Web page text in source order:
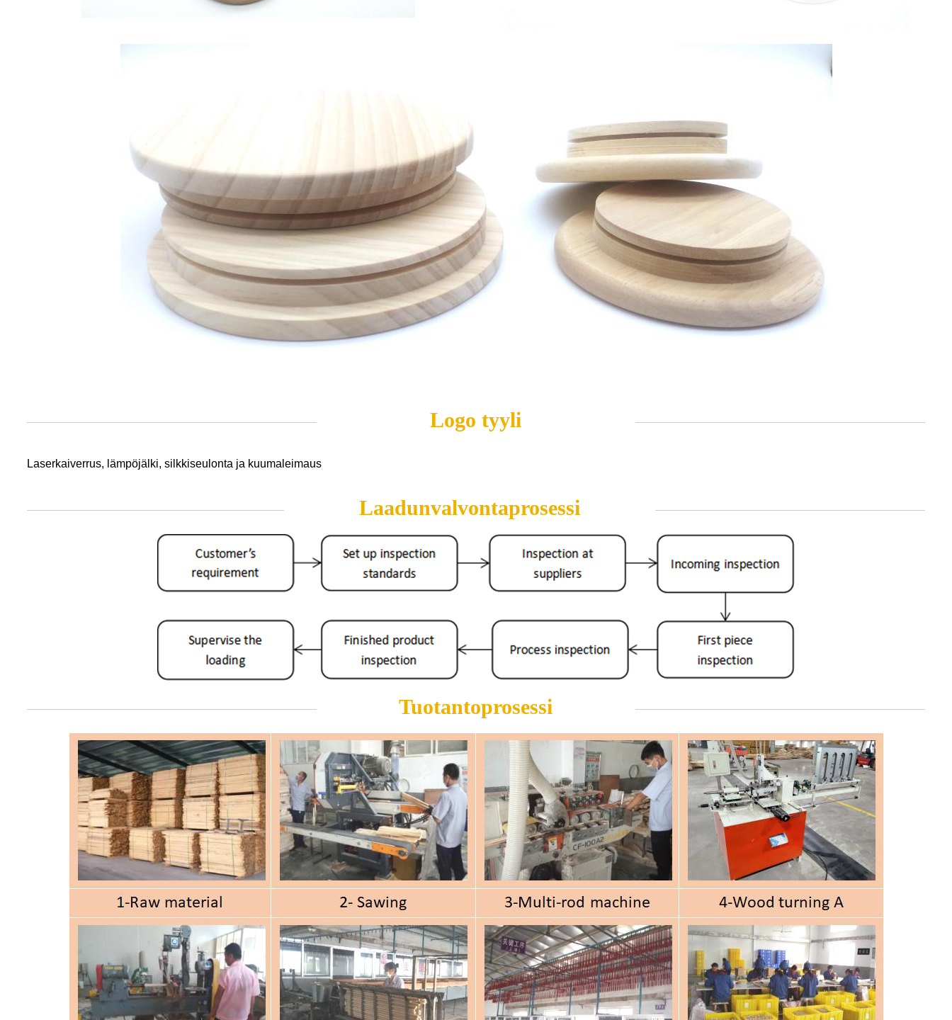
Logo tyyli
Laserkaiverrus, lämpöjälki, silkkiseulonta ja kuumaleimaus
Laadunvalvontaprosessi
Tuotantoprosessi